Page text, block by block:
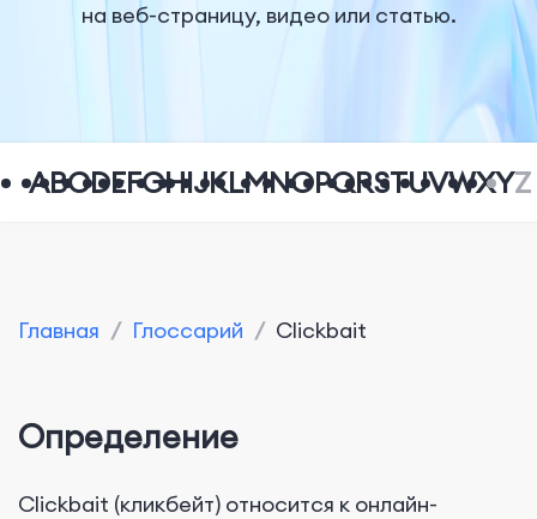
на веб-страницу, видео или статью.
ABCDEFGHIJKLMNOPQRSTUVWXYZ
Главная / Глоссарий / Clickbait
Определение
Clickbait (кликбейт) относится к онлайн-